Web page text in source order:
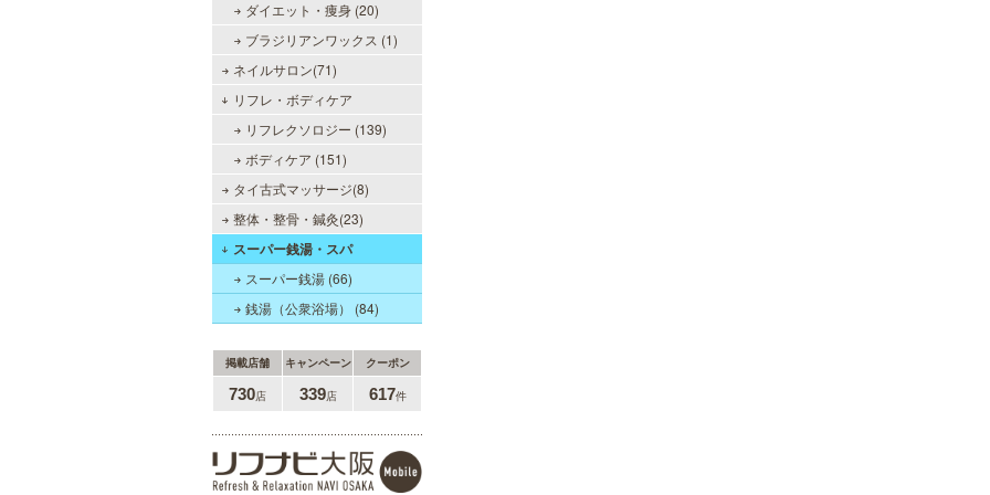
ダイエット・痩身 (20)
ブラジリアンワックス (1)
ネイルサロン(71)
リフレ・ボディケア
リフレクソロジー (139)
ボディケア (151)
タイ古式マッサージ(8)
整体・整骨・鍼灸(23)
スーパー銭湯・スパ
スーパー銭湯 (66)
銭湯（公衆浴場） (84)
掲載店舗 キャンペーン クーポン
730店 339店 617件
約束致します。
僕のママスパ
癒しのお部屋で優しいママが、僕を
うにくつろいで、暖かな母の愛に包
まれて下さい。心身ともの安らぎと
最高の癒しが貴方を待っています。
当たりSPA 日本橋店
当店では、少しでも多くのお客様に
を完備しております。★完全個室★
お客様に『当たり』と思ってもらえ
る様ルックス、施術レベルを極めた